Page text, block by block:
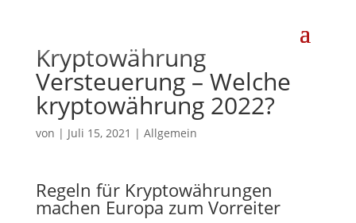
Kryptowährung
Versteuerung – Welche
kryptowährung 2022?
von | Juli 15, 2021 | Allgemein
Regeln für Kryptowährungen
machen Europa zum Vorreiter